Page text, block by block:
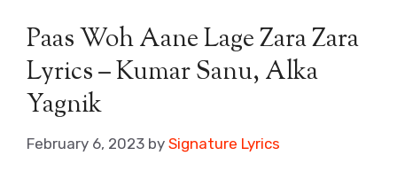
Paas Woh Aane Lage Zara Zara
Lyrics – Kumar Sanu, Alka
Yagnik
February 6, 2023 by Signature Lyrics